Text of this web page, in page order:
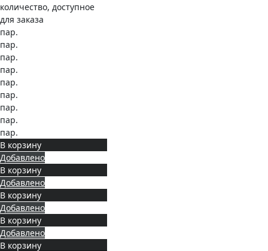
количество, доступное
для заказа
пар.
пар.
пар.
пар.
пар.
пар.
пар.
пар.
пар.
В корзину
Добавлено
В корзину
Добавлено
В корзину
Добавлено
В корзину
Добавлено
В корзину